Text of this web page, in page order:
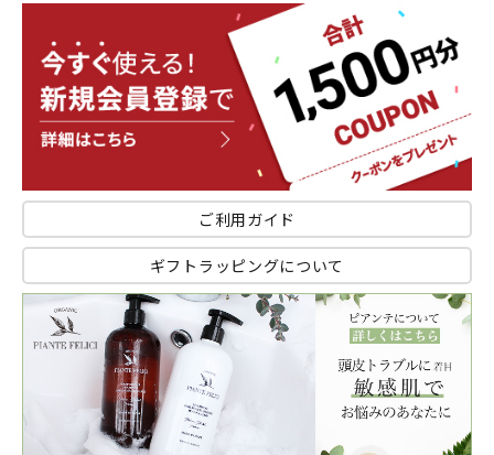
ご利用ガイド
ギフトラッピングについて